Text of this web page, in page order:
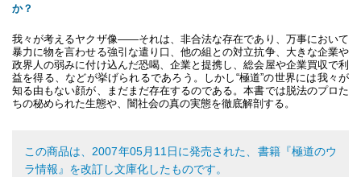
か？
我々が考えるヤクザ像――それは、非合法な存在であり、万事において
暴力に物を言わせる強引な遣り口、他の組との対立抗争、大きな企業や
政界人の弱みに付け込んだ恐喝、企業と提携し、総会屋や企業買収で利
益を得る、などが挙げられるであろう。しかし“極道”の世界には我々が
知る由もない顔が、まだまだ存在するのである。本書では脱法のプロた
ちの秘められた生態や、闇社会の真の実態を徹底解剖する。
この商品は、2007年05月11日に発売された、書籍『極道のウ
ラ情報』を改訂し文庫化したものです。